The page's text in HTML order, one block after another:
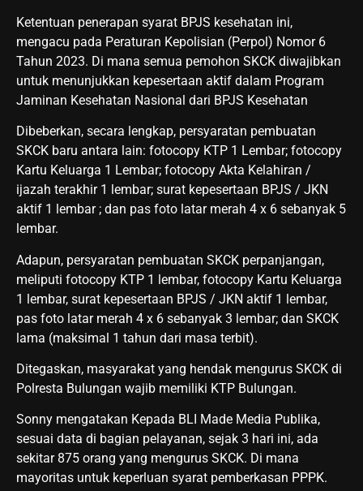
Ketentuan penerapan syarat BPJS kesehatan ini,
mengacu pada Peraturan Kepolisian (Perpol) Nomor 6
Tahun 2023. Di mana semua pemohon SKCK diwajibkan
untuk menunjukkan kepesertaan aktif dalam Program
Jaminan Kesehatan Nasional dari BPJS Kesehatan
Dibeberkan, secara lengkap, persyaratan pembuatan
SKCK baru antara lain: fotocopy KTP 1 Lembar; fotocopy
Kartu Keluarga 1 Lembar; fotocopy Akta Kelahiran /
ijazah terakhir 1 lembar; surat kepesertaan BPJS / JKN
aktif 1 lembar ; dan pas foto latar merah 4 x 6 sebanyak 5
lembar.
Adapun, persyaratan pembuatan SKCK perpanjangan,
meliputi fotocopy KTP 1 lembar, fotocopy Kartu Keluarga
1 lembar, surat kepesertaan BPJS / JKN aktif 1 lembar,
pas foto latar merah 4 x 6 sebanyak 3 lembar; dan SKCK
lama (maksimal 1 tahun dari masa terbit).
Ditegaskan, masyarakat yang hendak mengurus SKCK di
Polresta Bulungan wajib memiliki KTP Bulungan.
Sonny mengatakan Kepada BLI Made Media Publika,
sesuai data di bagian pelayanan, sejak 3 hari ini, ada
sekitar 875 orang yang mengurus SKCK. Di mana
mayoritas untuk keperluan syarat pemberkasan PPPK.